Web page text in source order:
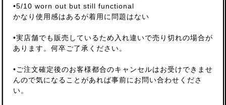
•5/10 worn out but still functional
かなり使用感はあるが着用に問題はない
•実店舗でも販売しているため入れ違いで売り切れの場合が
あります。何卒ご了承ください。
•ご注文確定後のお客様都合のキャンセルはお受けできませ
んので気になることがあれば事前にお問い合わせくださ
い。